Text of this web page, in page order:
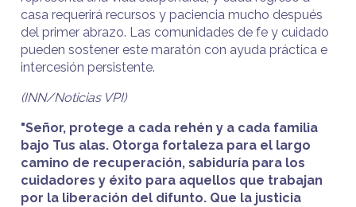
casa requerirá recursos y paciencia mucho después
del primer abrazo. Las comunidades de fe y cuidado
pueden sostener este maratón con ayuda práctica e
intercesión persistente.
(INN/Noticias VPI)
"Señor, protege a cada rehén y a cada familia
bajo Tus alas. Otorga fortaleza para el largo
camino de recuperación, sabiduría para los
cuidadores y éxito para aquellos que trabajan
por la liberación del difunto. Que la justicia